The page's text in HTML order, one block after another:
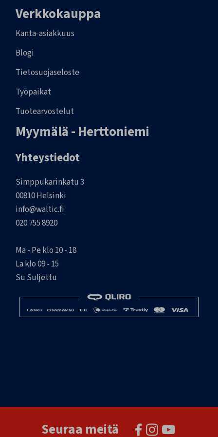
Verkkokauppa
Kanta-asiakkuus
Blogi
Tietosuojaseloste
Työpaikat
Tuotearvostelut
Myymälä - Herttoniemi
Yhteystiedot
Simppukarinkatu 3
00810 Helsinki
info@waltic.fi
020 755 8920
Ma - Pe klo 10 - 18
La klo 09 - 15
Su Suljettu
Seuraa meitä